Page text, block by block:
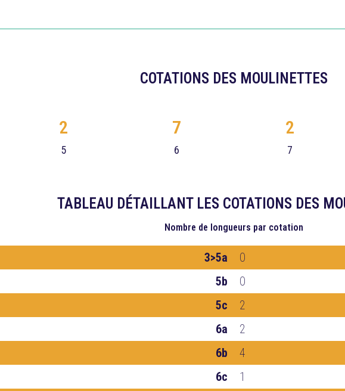
COTATIONS DES MOULINETTES
5
2
6
7
7
2
TABLEAU DÉTAILLANT LES COTATIONS DES
Nombre de longueurs par cotation
3>5a
0
5b
0
5c
2
6a
2
6b
4
6c
1